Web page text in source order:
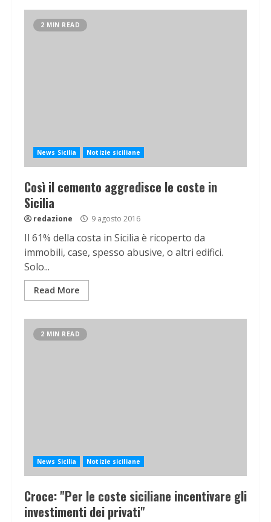
2 MIN READ
News Sicilia Notizie siciliane
Così il cemento aggredisce le coste in
Sicilia
redazione 9 agosto 2016
Il 61% della costa in Sicilia è ricoperto da
immobili, case, spesso abusive, o altri edifici.
Solo...
Read More
2 MIN READ
News Sicilia Notizie siciliane
Croce: "Per le coste siciliane incentivare gli
investimenti dei privati"